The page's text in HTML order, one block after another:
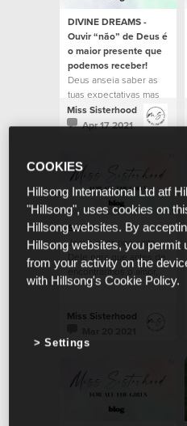
DIVINE DREAMS -
Ouvir “não” de Deus é
o maior presente que
podemos receber!
Deus anseia saber as
tuas expectativas mas
para exceder tudo que
esperas que Ele possa
Miss Sisterhood
Apr 17 2021
Soft Hearts
Jesus quer-nos junto
Dele para que antes de
encontrarmos o amor,
nos enchamos do
há Nele.
Miss Sisterhood
COOKIES
Hillsong International Ltd atf
"Hillsong", uses cookies on
Hillsong websites. By
Hillsong websites, you permit
from your activity on the
with Hillsong's Cookie Policy.
Settings